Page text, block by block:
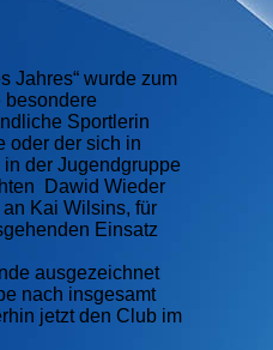
Jahres“ wurde zum
besondere
Sportlerin
oder der sich in
der Jugendgruppe
Dawid Wieder
Kai Wilsins, für
Einsatz
ausgezeichnet
nach insgesamt
jetzt den Club im